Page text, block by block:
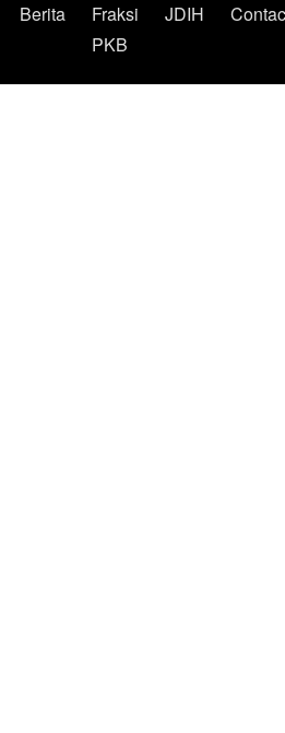
Berita
Fraksi
PKB
JDIH